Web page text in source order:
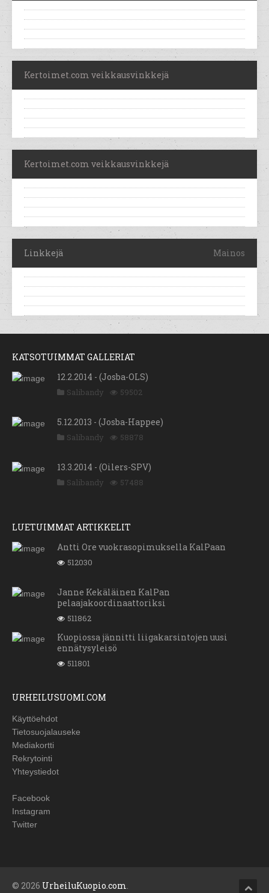
Kertoimet.com veikkausvinkkejä
Kertoimet.com veikkausvinkkejä
Linkkejä Mainos
KATSOTUIMMAT GALLERIAT
12.2.2014 - (Josba-OLS)
Salibandy 59502
5.12.2013 - (Josba-Happee)
Salibandy 58878
13.3.2014 - (Oilers-SPV)
Salibandy 57488
LUETUIMMAT ARTIKKELIT
Antti Ore vuokrasopimuksella KalPaan
512030
Janne Kekäläinen KalPan
pelaajakoordinaattoriksi
511862
Kuopiossa jännitti liigakarsintojen uusi
ennätysyleisö
511801
URHEILUSUOMI.COM
Käyttöehdot
Tietosuojalauseke
Mediakortti
Rekrytointi
Yhteystiedot
Facebook
Instagram
Twitter
© 2026 UrheiluKuopio.com.